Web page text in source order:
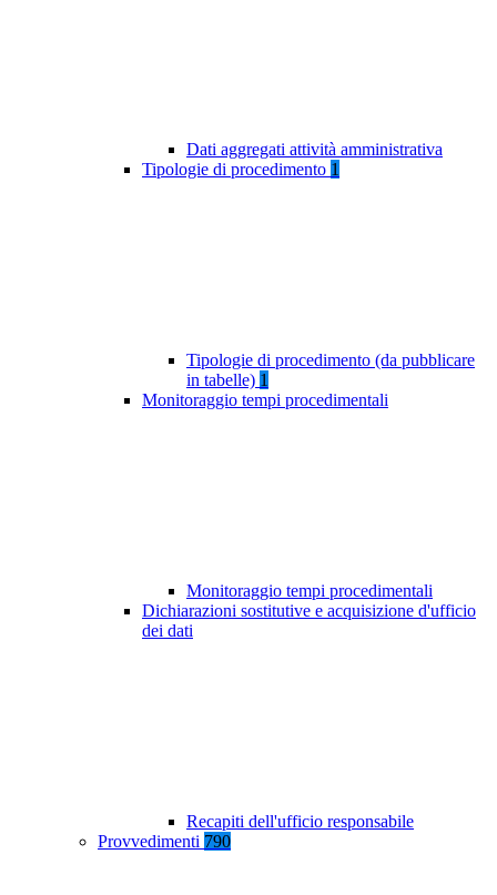
Dati aggregati attività amministrativa
Tipologie di procedimento 1
Tipologie di procedimento (da pubblicare
in tabelle) 1
Monitoraggio tempi procedimentali
Monitoraggio tempi procedimentali
Dichiarazioni sostitutive e acquisizione d'ufficio
dei dati
Recapiti dell'ufficio responsabile
Provvedimenti 790